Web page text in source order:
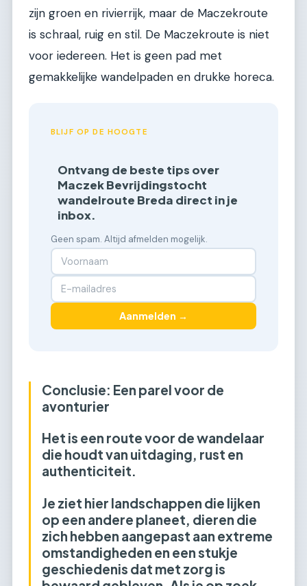
zijn groen en rivierrijk, maar de Maczekroute
is schraal, ruig en stil. De Maczekroute is niet
voor iedereen. Het is geen pad met
gemakkelijke wandelpaden en drukke horeca.
BLIJF OP DE HOOGTE
Ontvang de beste tips over
Maczek Bevrijdingstocht
wandelroute Breda direct in je
inbox.
Geen spam. Altijd afmelden mogelijk.
Aanmelden →
Conclusie: Een parel voor de
avonturier
Het is een route voor de wandelaar
die houdt van uitdaging, rust en
authenticiteit.
Je ziet hier landschappen die lijken
op een andere planeet, dieren die
zich hebben aangepast aan extreme
omstandigheden en een stukje
geschiedenis dat met zorg is